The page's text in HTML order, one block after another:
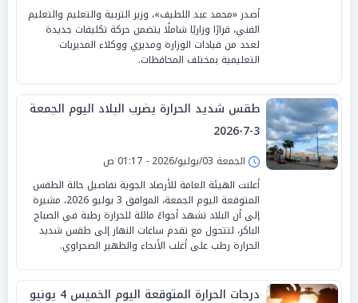
أصدر «محمد عبد اللطيف»، وزير التربية والتعليم والتعليم
الفني، قرارًا وزاريًا شاملًا يتضمن حركة تكليفات جديدة
لعدد من قيادات الوزارة ومديري ووكلاء المديريات
التعليمية بمختلف المحافظات.
طقس شديد الحرارة يضرب البلاد اليوم الجمعة
3-7-2026
الجمعة 03/يوليو/2026 - 01:17 ص
أعلنت الهيئة العامة للأرصاد الجوية تفاصيل حالة الطقس
المتوقعة اليوم الجمعة، الموافق 3 يوليو 2026، مشيرة
إلى أن البلاد تشهد أجواءً مائلة للحرارة رطبة في الصباح
الباكر، لتتحول مع تقدم ساعات النهار إلى طقس شديد
الحرارة رطب على أغلب الأنحاء والظهير الصحراوي.
درجات الحرارة المتوقعة اليوم الخميس 4 يونيو